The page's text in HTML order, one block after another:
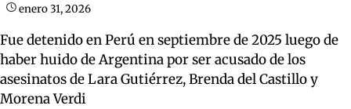
enero 31, 2026
Fue detenido en Perú en septiembre de 2025 luego de
haber huido de Argentina por ser acusado de los
asesinatos de Lara Gutiérrez, Brenda del Castillo y
Morena Verdi